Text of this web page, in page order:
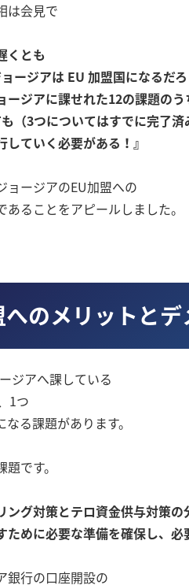
は会見で
くとも
ージアは EU 加盟国になるだろ
ージアに課せれた12の課題のう
（3つについてはすでに完了済
ていく必要がある！』
ョージアのEU加盟への
あることをアピールしました。
へのメリットとデ
ジアへ課している
1つ
る課題があります。
です。
ング対策とテロ資金供与対策の
ために必要な準備を確保し、必
銀行の口座開設の